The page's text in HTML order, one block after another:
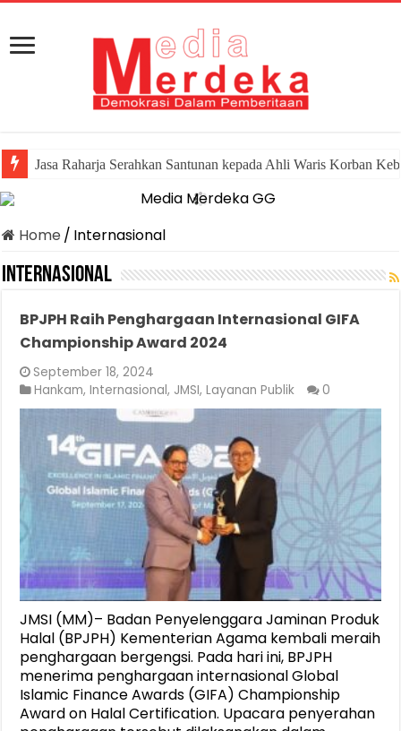
Jasa Raharja Serahkan Santunan kepada Ahli Waris Korban
Canangkan Desa TAPIS dan Luncurkan Sekolah Lansia di
Home / Internasional
Internasional
BPJPH Raih Penghargaan Internasional GIFA
Championship Award 2024
September 18, 2024
Hankam,Internasional, JMSI,Layanan Publik 0
JMSI (MM)– Badan Penyelenggara Jaminan Produk
Halal (BPJPH) Kementerian Agama kembali meraih
penghargaan bergengsi. Pada hari ini, BPJPH
menerima penghargaan internasional Global
Islamic Finance Awards (GIFA) Championship
Award on Halal Certification. Upacara penyerahan